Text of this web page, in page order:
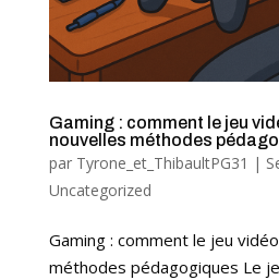
Gaming : comment le jeu
nouvelles méthodes
par Tyrone_et_ThibaultPG31 |
Uncategorized
Gaming : comment le jeu
méthodes pédagogiques Le